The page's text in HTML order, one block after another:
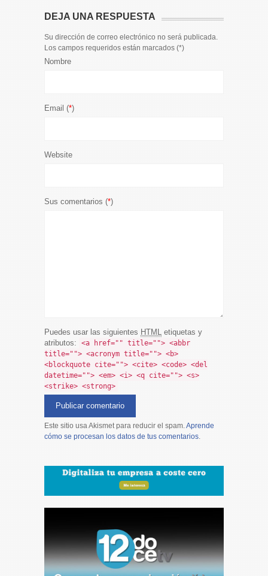
DEJA UNA RESPUESTA
Su dirección de correo electrónico no será publicada.
Los campos requeridos están marcados (*)
Nombre
Email (*)
Website
Sus comentarios (*)
Puedes usar las siguientes HTML etiquetas y
atributos:
<a href="" title=""> <abbr
title=""> <acronym title=""> <b>
<blockquote cite=""> <cite> <code> <del
datetime=""> <em> <i> <q cite=""> <s>
<strike> <strong>
Este sitio usa Akismet para reducir el spam.Aprende
cómo se procesan los datos de tus comentarios.